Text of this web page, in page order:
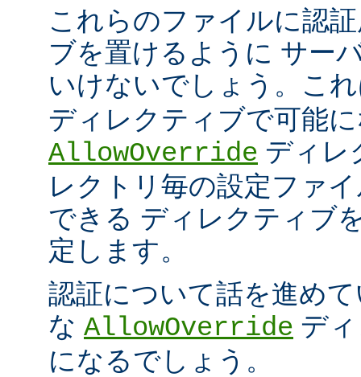
これらのファイルに認
ブを置けるように サー
いけないでしょう。こ
ディレクティブで可能
AllowOverride ディレ
レクトリ毎の設定ファ
できる ディレクティブ
定します。
認証について話を進め
な AllowOverride デ
になるでしょう。